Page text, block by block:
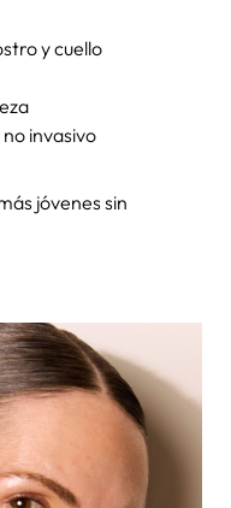
y cuello
invasivo
jóvenes sin